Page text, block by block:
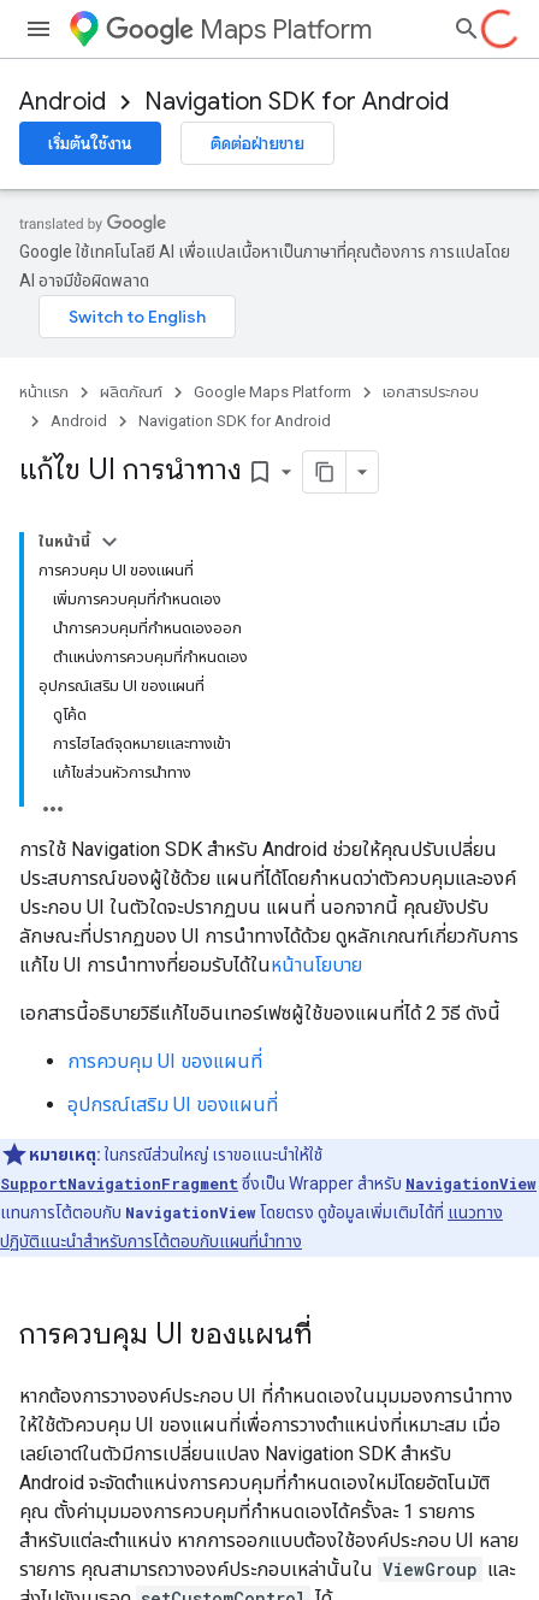
Maps Platform
Android Navigation SDK for Android
เริ่มต้นใช้งาน ติดต่อฝ่ายขาย
Google ใช้เทคโนโลยี AI เพื่อแปลเนื้อหาเป็นภาษาที่คุณต้องการ การแปลโดย
AI อาจมีข้อผิดพลาด
หน้าแรก ผลิตภัณฑ์ Google Maps Platform
เอกสารประกอบ
Android
Navigation SDK for Android
แก้ไข UI การนําทาง bookmark_border
ในหน้านี้
การควบคุม UI ของแผนที่
เพิ่มการควบคุมที่กำหนดเอง
นำการควบคุมที่กำหนดเองออก
ตำแหน่งการควบคุมที่กำหนดเอง
อุปกรณ์เสริม UI ของแผนที่
ดูโค้ด
การไฮไลต์จุดหมายและทางเข้า
แก้ไขส่วนหัวการนำทาง
การใช้ Navigation SDK สำหรับ Android ช่วยให้คุณปรับเปลี่ยน
ประสบการณ์ของผู้ใช้ด้วย แผนที่ได้โดยกำหนดว่าตัวควบคุมและองค์
ประกอบ UI ในตัวใดจะปรากฏบน แผนที่ นอกจากนี้ คุณยังปรับ
ลักษณะที่ปรากฏของ UI การนำทางได้ด้วย ดูหลักเกณฑ์เกี่ยวกับการ
แก้ไข UI การนำทางที่ยอมรับได้ในหน้านโยบาย
เอกสารนี้อธิบายวิธีแก้ไขอินเทอร์เฟซผู้ใช้ของแผนที่ได้ 2 วิธี ดังนี้
การควบคุม UI ของแผนที่
อุปกรณ์เสริม UI ของแผนที่
หมายเหตุ: ในกรณีส่วนใหญ่ เราขอแนะนำให้ใช้
SupportNavigationFragment ซึ่งเป็น Wrapper สำหรับ NavigationView
แทนการโต้ตอบกับ NavigationView โดยตรง ดูข้อมูลเพิ่มเติมได้ที่ แนวทาง
ปฏิบัติแนะนำสำหรับการโต้ตอบกับแผนที่นำทาง
การควบคุม UI ของแผนที่
หากต้องการวางองค์ประกอบ UI ที่กำหนดเองในมุมมองการนำทาง
ให้ใช้ตัวควบคุม UI ของแผนที่เพื่อการวางตำแหน่งที่เหมาะสม เมื่อ
เลย์เอาต์ในตัวมีการเปลี่ยนแปลง Navigation SDK สำหรับ
Android จะจัดตำแหน่งการควบคุมที่กำหนดเองใหม่โดยอัตโนมัติ
คุณ ตั้งค่ามุมมองการควบคุมที่กำหนดเองได้ครั้งละ 1 รายการ
สำหรับแต่ละตำแหน่ง หากการออกแบบต้องใช้องค์ประกอบ UI หลาย
รายการ คุณสามารถวางองค์ประกอบเหล่านั้นใน ViewGroup และ